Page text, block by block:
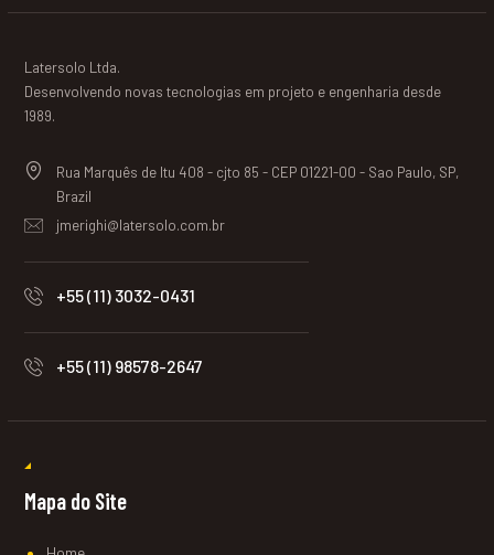
Latersolo Ltda.
Desenvolvendo novas tecnologias em projeto e engenharia desde
1989.
Rua Marquês de Itu 408 - cjto 85 - CEP 01221-00 - Sao Paulo, SP,
Brazil
jmerighi@latersolo.com.br
+55 (11) 3032-0431
+55 (11) 98578-2647
Mapa do Site